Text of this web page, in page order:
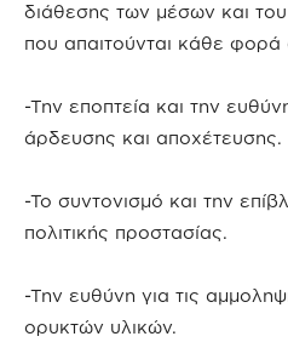
διάθεσης των μέσων και
που απαιτούνται κάθε φορά
-Την εποπτεία και την
άρδευσης και αποχέτευσης.
-Το συντονισμό και την
πολιτικής προστασίας.
-Την ευθύνη για τις
ορυκτών υλικών.